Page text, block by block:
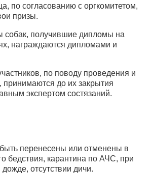
по согласованию с оргкомитетом,
призы.
собак, получившие дипломы на
награждаются дипломами и
по поводу проведения и
принимаются до их закрытия
экспертом состязаний.
перенесены или отменены в
бедствия, карантина по АЧС, при
отсутствии дичи.